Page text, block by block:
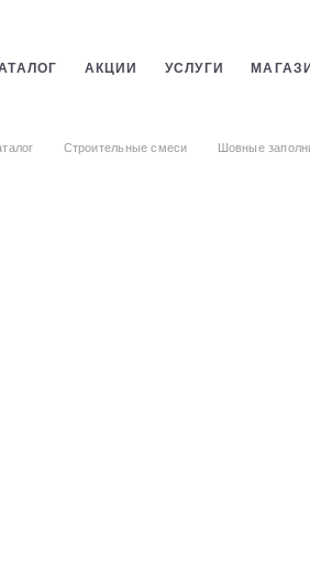
АКЦИИ УСЛУГИ
Строительные смеси Шовные